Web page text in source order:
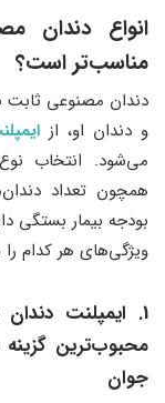
انواع دندان
مناسب‌تر است؟
دندان مصنوعی ثابت
و دندان او، از
می‌شود. انتخاب
همچون تعداد
بودجه بیمار بستگی
ویژگی‌های هر کدام
محبوب‌ترین گزینه
جوان